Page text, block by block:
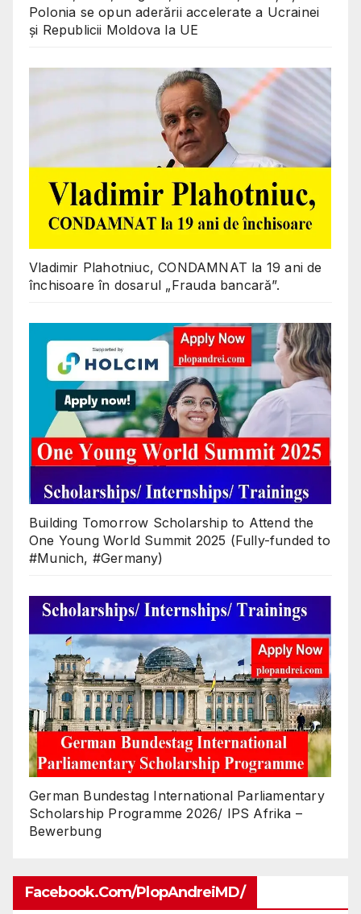
Polonia se opun aderării accelerate a Ucrainei
și Republicii Moldova la UE
Vladimir Plahotniuc, CONDAMNAT la 19 ani de
închisoare în dosarul „Frauda bancară”.
Building Tomorrow Scholarship to Attend the
One Young World Summit 2025 (Fully-funded to
#Munich, #Germany)
German Bundestag International Parliamentary
Scholarship Programme 2026/ IPS Afrika –
Bewerbung
Facebook.com/PlopAndreiMD/